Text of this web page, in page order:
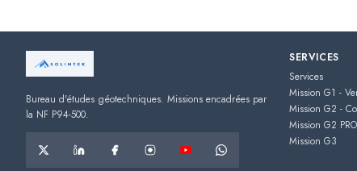
Bureau d'études géotechniques. Missions encadrées par
la NF P94-500.
SERVICES
Services
Mission G1 -
Mission G2 -
Mission G2 PRO
Mission G3